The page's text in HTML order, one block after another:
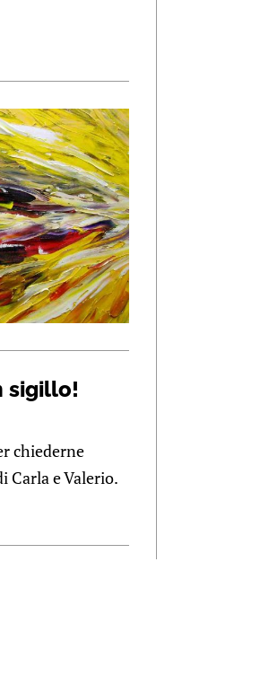
sigillo!
chiederne
Carla e Valerio.